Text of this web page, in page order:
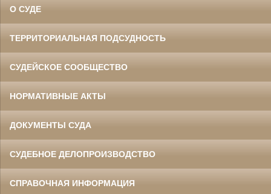
О СУДЕ
ТЕРРИТОРИАЛЬНАЯ ПОДСУДНОСТЬ
СУДЕЙСКОЕ СООБЩЕСТВО
НОРМАТИВНЫЕ АКТЫ
ДОКУМЕНТЫ СУДА
СУДЕБНОЕ ДЕЛОПРОИЗВОДСТВО
СПРАВОЧНАЯ ИНФОРМАЦИЯ